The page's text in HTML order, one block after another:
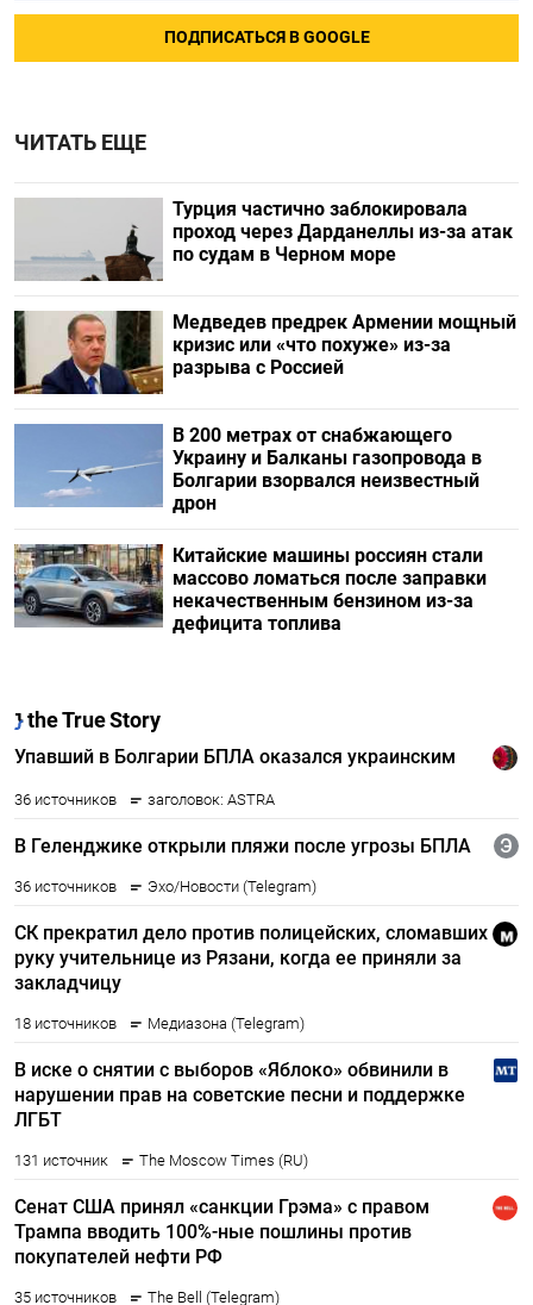
ПОДПИСАТЬСЯ В GOOGLE
ЧИТАТЬ ЕЩЕ
Турция частично заблокировала
проход через Дарданеллы из-за атак
по судам в Черном море
Медведев предрек Армении мощный
кризис или «что похуже» из-за
разрыва с Россией
В 200 метрах от снабжающего
Украину и Балканы газопровода в
Болгарии взорвался неизвестный
дрон
Китайские машины россиян стали
массово ломаться после заправки
некачественным бензином из-за
дефицита топлива